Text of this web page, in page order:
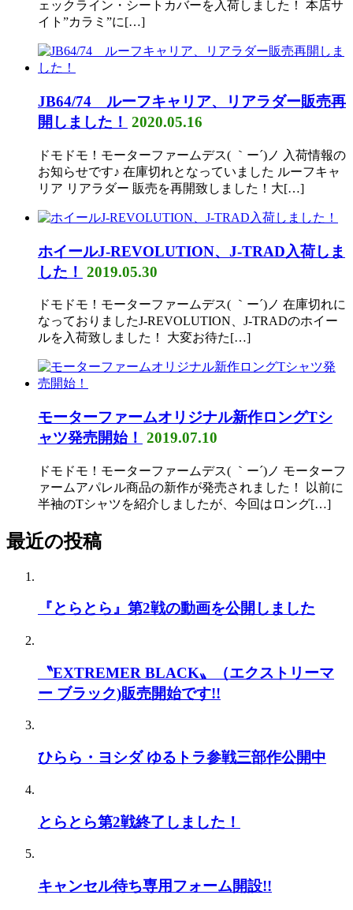
ェックライン・シートカバーを入荷しました！ 本店サ
イト”カラミ”に[…]
JB64/74 ルーフキャリア、リアラダー販売再
開しました！ 2020.05.16
ドモドモ！モーターファームデス( ｀ー´)ノ 入荷情報の
お知らせです♪ 在庫切れとなっていました ルーフキャ
リア リアラダー 販売を再開致しました！大[…]
ホイールJ-REVOLUTION、J-TRAD入荷しま
した！ 2019.05.30
ドモドモ！モーターファームデス( ｀ー´)ノ 在庫切れに
なっておりましたJ-REVOLUTION、J-TRADのホイー
ルを入荷致しました！ 大変お待た[…]
モーターファームオリジナル新作ロングTシ
ャツ発売開始！ 2019.07.10
ドモドモ！モーターファームデス( ｀ー´)ノ モーターフ
ァームアパレル商品の新作が発売されました！ 以前に
半袖のTシャツを紹介しましたが、今回はロング[…]
最近の投稿
『とらとら』第2戦の動画を公開しました
〝EXTREMER BLACK〟（エクストリーマ
ー ブラック)販売開始です!!
ひらら・ヨシダ ゆるトラ参戦三部作公開中
とらとら第2戦終了しました！
キャンセル待ち専用フォーム開設!!